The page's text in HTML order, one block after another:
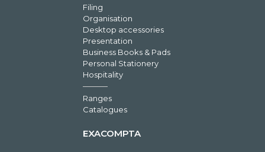
Filing
Organisation
Desktop accessories
Presentation
Business Books & Pads
Personal Stationery
Hospitality
Ranges
Catalogues
EXACOMPTA